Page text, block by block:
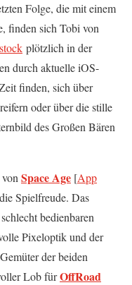
Folge, die mit einem
finden sich Tobi von
plötzlich in der
durch aktuelle iOS-
finden, sich über
oder über die stille
des Großen Bären
Space Age [App
Spielfreude. Das
bedienbaren
Pixeloptik und der
der beiden
Lob fürOffRoad